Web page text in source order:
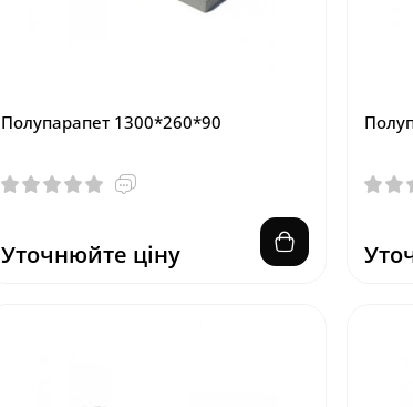
Полупарапет 1300*260*90
Уточнюйте ціну